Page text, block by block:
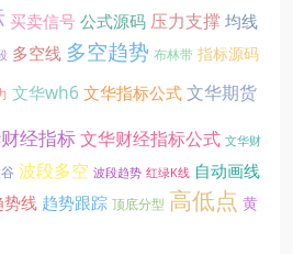
买卖信号公式源码 压力支撑 均线
多空线 多空趋势 布林带 指标源码
文华wh6 文华指标公式文华期货
经指标文华财经指标公式 文华财
波段多空 波段趋势 红绿K线 自动画线
势线 趋势跟踪 顶底分型 高低点 黄